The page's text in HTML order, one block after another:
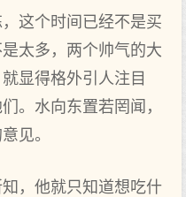
这个时间已经不是买
太多，两个帅气的大
显得格外引人注目
。水向东置若罔闻，
见。
，他就只知道想吃什